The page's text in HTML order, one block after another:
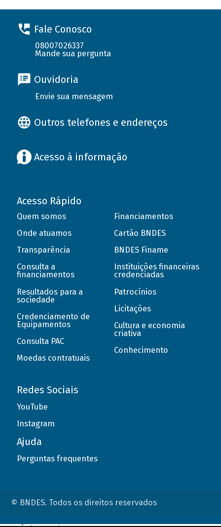
Fale Conosco
08007026337
Mande sua pergunta
Ouvidoria
Envie sua mensagem
Outros telefones e endereços
Acesso à informação
Acesso Rápido
Quem somos
Onde atuamos
Transparência
Consulta a
financiamentos
Resultados para a
sociedade
Credenciamento de
Equipamentos
Consulta PAC
Moedas contratuais
Financiamentos
Cartão BNDES
BNDES Finame
Instituições financeiras
credenciadas
Patrocínios
Licitações
Cultura e economia
criativa
Conhecimento
Redes Sociais
YouTube
Instagram
Ajuda
Perguntas frequentes
© BNDES. Todos os direitos reservados